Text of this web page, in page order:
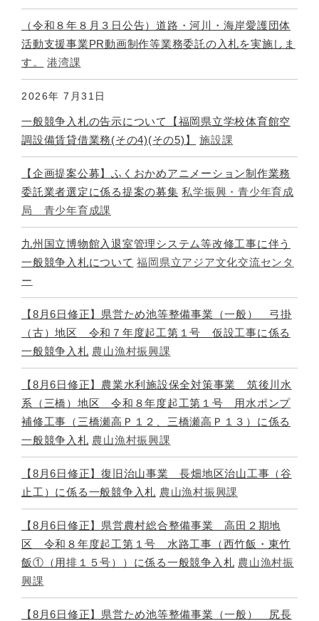
（令和８年８月３日公告）道路・河川・海岸愛護団体
活動支援事業PR動画制作等業務委託の入札を実施しま
す。
港湾課
2026年 7月31日
一般競争入札の告示について【福岡県立学校体育館空
調設備賃貸借業務(その4)(その5)】
施設課
【企画提案公募】ふくおかめアニメーション制作業務
委託業者選定に係る提案の募集 私学振興・青少年育成
局 青少年育成課
九州国立博物館入退室管理システム等改修工事に伴う
一般競争入札について 福岡県立アジア文化交流センタ
ー
【8月6日修正】県営ため池等整備事業（一般） 弓掛
（古）地区 令和７年度起工第１号 仮設工事に係る
一般競争入札 農山漁村振興課
【8月6日修正】農業水利施設保全対策事業 筑後川水
系（三橋）地区 令和８年度起工第１号 用水ポンプ
補修工事（三橋瀬高Ｐ１２、三橋瀬高Ｐ１３）に係る
一般競争入札 農山漁村振興課
【8月6日修正】復旧治山事業 長畑地区治山工事（谷
止工）に係る一般競争入札 農山漁村振興課
【8月6日修正】県営農村総合整備事業 高田２期地
区 令和８年度起工第１号 水路工事（西竹飯・東竹
飯①（用排１５号））に係る一般競争入札 農山漁村振
興課
【8月6日修正】県営ため池等整備事業（一般） 尻長